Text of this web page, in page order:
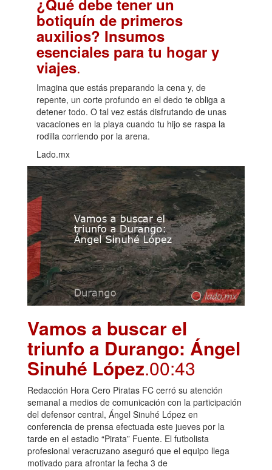
¿Qué debe tener un
botiquín de primeros
auxilios? Insumos
esenciales para tu hogar y
viajes.
Imagina que estás preparando la cena y, de
repente, un corte profundo en el dedo te obliga a
detener todo. O tal vez estás disfrutando de unas
vacaciones en la playa cuando tu hijo se raspa la
rodilla corriendo por la arena.
Lado.mx
Vamos a buscar el
triunfo a Durango: Ángel
Sinuhé López.00:43
Redacción Hora Cero Piratas FC cerró su atención
semanal a medios de comunicación con la participación
del defensor central, Ángel Sinuhé López en
conferencia de prensa efectuada este jueves por la
tarde en el estadio “Pirata” Fuente. El futbolista
profesional veracruzano aseguró que el equipo llega
motivado para afrontar la fecha 3 de